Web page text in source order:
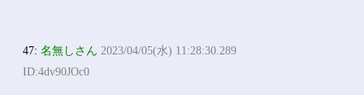
47:名無しさん 2023/04/05(水) 11:28:30.289
ID:4dv90JOc0